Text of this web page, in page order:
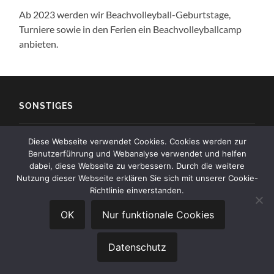
Ab 2023 werden wir Beachvolleyball-Geburtstage,
Turniere sowie in den Ferien ein Beachvolleyballcamp
anbieten.
SONSTIGES
Kontakt
Datenschutz
Diese Webseite verwendet Cookies. Cookies werden zur
Benutzerführung und Webanalyse verwendet und helfen
dabei, diese Webseite zu verbessern. Durch die weitere
Nutzung dieser Webseite erklären Sie sich mit unserer Cookie-
Richtlinie einverstanden.
OK Nur funktionale Cookies
Datenschutz